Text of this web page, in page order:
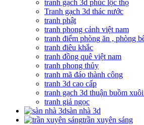
tranh gạch 3d phúc lộc thọ
Tranh gạch 3d thác nước
tranh phật
tranh phong cảnh việt nam
tranh điểm phòng ăn , phòng
tranh điêu khắc
tranh đồng quê việt nam
tranh phong thủy
tranh mã đáo thành công
tranh 3d cao cấp
tranh gạch 3d thuận buồm
tranh giả ngọc
sàn nhà 3d
trần xuyên sáng